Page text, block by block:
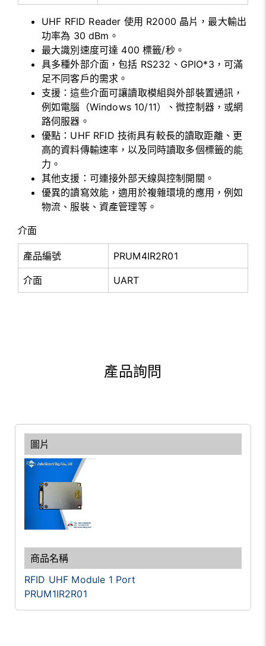
UHF RFID Reader 使用 R2000 晶片，最大輸出
功率為 30 dBm。
最大識別速度可達 400 標籤/秒。
具多種外部介面，包括 RS232、GPIO*3，可滿
足不同客戶的需求。
支援：這些介面可讓讀取模組與外部裝置通訊，
例如電腦（Windows 10/11）、微控制器，或網
路伺服器。
優點：UHF RFID 技術具有較長的讀取距離、更
高的資料傳輸速率，以及同時讀取多個標籤的能
力。
其他支援：可連接外部天線與控制開關。
優異的讀寫效能，適用於複雜環境的應用，例如
物流、服裝、資產管理等。
介面
產品編號 PRUM4IR2R01
介面 UART
產品詢問
RFID UHF Module 1 Port
PRUM1IR2R01